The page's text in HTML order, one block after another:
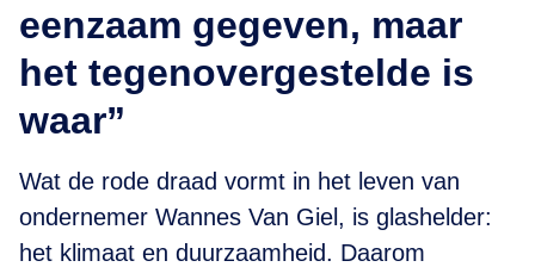
eenzaam gegeven, maar
het tegenovergestelde is
waar”
Wat de rode draad vormt in het leven van
ondernemer Wannes Van Giel, is glashelder:
het klimaat en duurzaamheid. Daarom